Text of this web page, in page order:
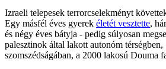
Izraeli telepesek terrorcselekményt
Egy másfél éves gyerek életét vesztette,
és négy éves bátyja - pedig súlyosan
palesztinok által lakott autonóm
szomszédságában, a 2000 lakosú Douma